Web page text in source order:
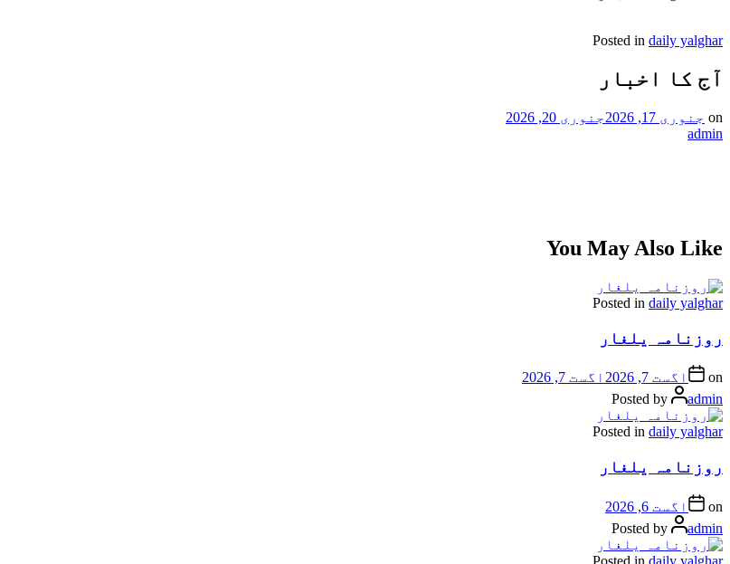
Posted in daily yalghar
آج کا اخبار
on جنوری 17, 2026
جنوری 20, 2026
admin
You May Also Like
Posted in daily yalghar
روزنامہ یلغار
on اگست 7, 2026
اگست 7, 2026
Posted by
admin
Posted in daily yalghar
روزنامہ یلغار
on
اگست 6, 2026
Posted by
admin
Posted in daily yalghar